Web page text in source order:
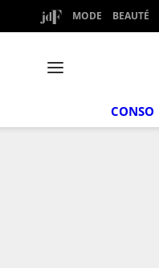
MODE BEAUTÉ
CONSO